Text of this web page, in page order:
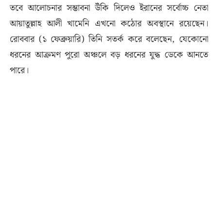
তবে আলোচনার সম্ভাবনা উঁকি দিলেও ইরানের সর্বোচ্চ নেতা
আয়াতুল্লাহ আলী খামেনি এখনো কঠোর অবস্থানে রয়েছেন।
রোববার (১ ফেব্রুয়ারি) তিনি সতর্ক করে বলেছেন, যেকোনো
ধরনের আক্রমণ পুরো অঞ্চলে বড় ধরনের যুদ্ধ ডেকে আনতে
পারে।